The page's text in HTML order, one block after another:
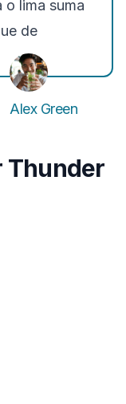
o lima suma
de
Alex Green
Thunder